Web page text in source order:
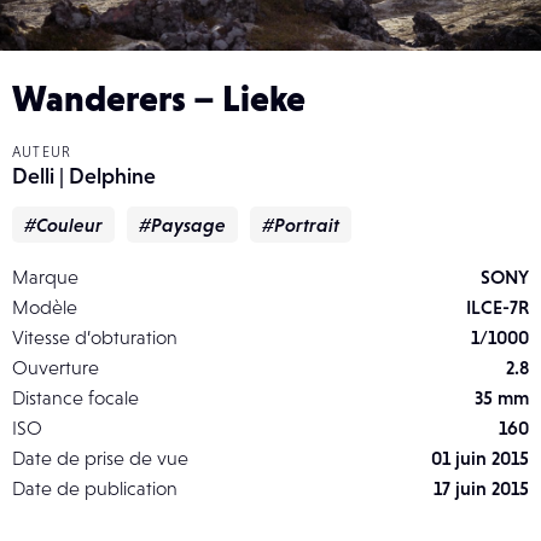
Wanderers – Lieke
AUTEUR
Delli | Delphine
#Couleur #Paysage #Portrait
Marque
SONY
Modèle
ILCE-7R
Vitesse d’obturation
1/1000
Ouverture
2.8
Distance focale
35 mm
ISO
160
Date de prise de vue
01 juin 2015
Date de publication
17 juin 2015